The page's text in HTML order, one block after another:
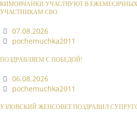
КИМОВЧАНКИ УЧАСТВУЮТ В
УЧАСТНИКАМ СВО
07.08.2026
pochemuchka2011
ПОЗДРАВЛЯЕМ С ПОБЕДОЙ!
06.08.2026
pochemuchka2011
УЗЛОВСКИЙ ЖЕНСОВЕТ ПОЗДРАВИЛ